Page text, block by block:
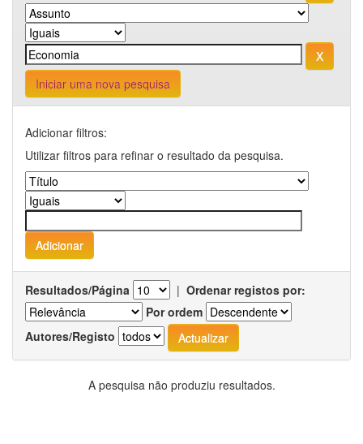
Iniciar uma nova pesquisa
Adicionar filtros:
Utilizar filtros para refinar o resultado da pesquisa.
Resultados/Página | Ordenar registos por:
Por ordem
Autores/Registo
A pesquisa não produziu resultados.